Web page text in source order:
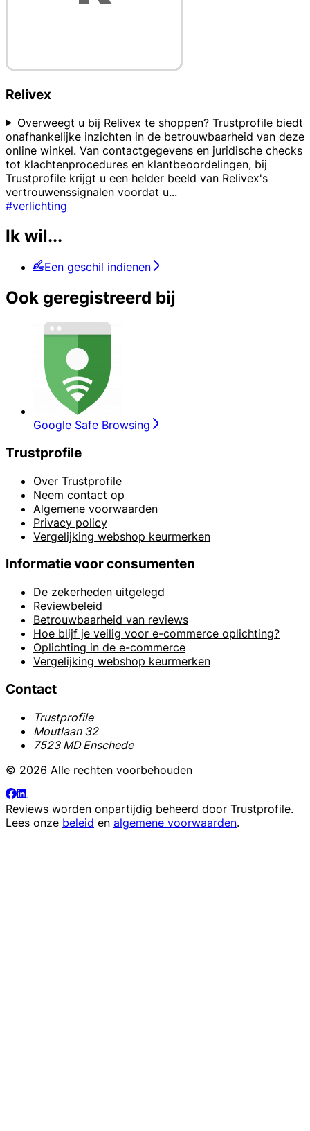
Relivex
Overweegt u bij Relivex te shoppen? Trustprofile biedt
onafhankelijke inzichten in de betrouwbaarheid van deze
online winkel. Van contactgegevens en juridische checks
tot klachtenprocedures en klantbeoordelingen, bij
Trustprofile krijgt u een helder beeld van Relivex's
vertrouwenssignalen voordat u...
#verlichting
Ik wil...
Een geschil indienen
Ook geregistreerd bij
Google Safe Browsing
Trustprofile
Over Trustprofile
Neem contact op
Algemene voorwaarden
Privacy policy
Vergelijking webshop keurmerken
Informatie voor consumenten
De zekerheden uitgelegd
Reviewbeleid
Betrouwbaarheid van reviews
Hoe blijf je veilig voor e-commerce oplichting?
Oplichting in de e-commerce
Vergelijking webshop keurmerken
Contact
Trustprofile
Moutlaan 32
7523 MD Enschede
© 2026 Alle rechten voorbehouden
Reviews worden onpartijdig beheerd door Trustprofile.
Lees onze beleid en algemene voorwaarden.